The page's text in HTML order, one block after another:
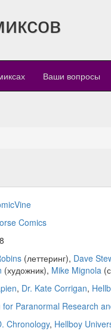
Ваши вопросы
Comics
(леттеринг), Dave
(художник), Mike Mignola
, Dr. Kate Corrigan,
for Paranormal Research
Chronology, Hellboy